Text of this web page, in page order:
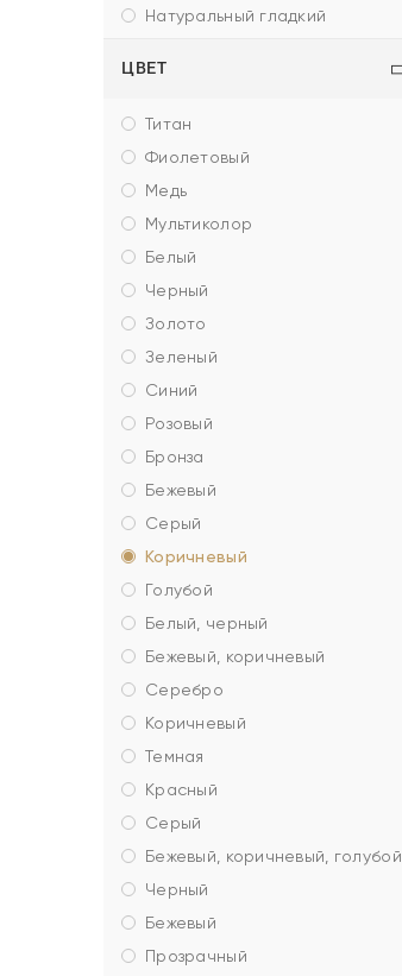
натуральный гладкий
ЦВЕТ
титан
фиолетовый
медь
мультиколор
белый
черный
золото
зеленый
синий
розовый
бронза
бежевый
серый
коричневый
голубой
белый, черный
бежевый, коричневый
серебро
коричневый
темная
красный
серый
бежевый, коричневый, голубой
черный
бежевый
прозрачный